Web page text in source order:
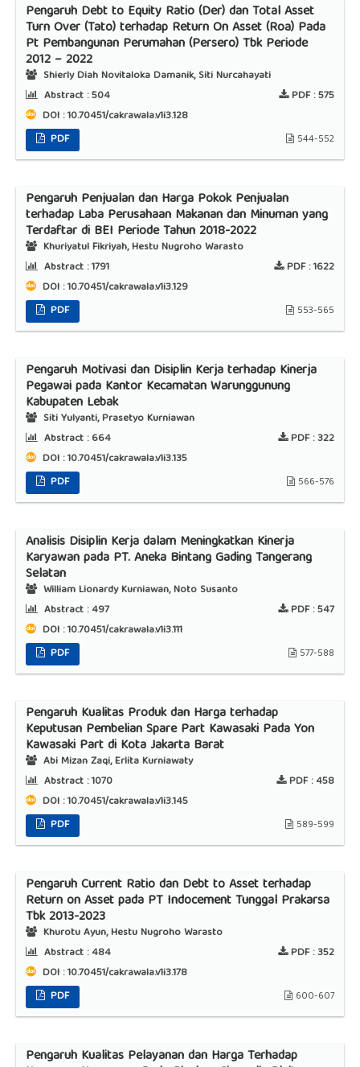
Pengaruh Debt to Equity Ratio (Der) dan Total Asset
Turn Over (Tato) terhadap Return On Asset (Roa) Pada
Pt Pembangunan Perumahan (Persero) Tbk Periode
2012 – 2022
Shierly Diah Novitaloka Damanik, Siti Nurcahayati
Abstract :504 PDF :575
DOI : 10.70451/cakrawala.v1i3.128
PDF
544-552
Pengaruh Penjualan dan Harga Pokok Penjualan
terhadap Laba Perusahaan Makanan dan Minuman yang
Terdaftar di BEI Periode Tahun 2018-2022
Khuriyatul Fikriyah, Hestu Nugroho Warasto
Abstract :1791 PDF :1622
DOI : 10.70451/cakrawala.v1i3.129
PDF
553-565
Pengaruh Motivasi dan Disiplin Kerja terhadap Kinerja
Pegawai pada Kantor Kecamatan Warunggunung
Kabupaten Lebak
Siti Yulyanti, Prasetyo Kurniawan
Abstract :664 PDF :322
DOI : 10.70451/cakrawala.v1i3.135
PDF
566-576
Analisis Disiplin Kerja dalam Meningkatkan Kinerja
Karyawan pada PT. Aneka Bintang Gading Tangerang
Selatan
William Lionardy Kurniawan, Noto Susanto
Abstract :497 PDF :547
DOI : 10.70451/cakrawala.v1i3.111
PDF
577-588
Pengaruh Kualitas Produk dan Harga terhadap
Keputusan Pembelian Spare Part Kawasaki Pada Yon
Kawasaki Part di Kota Jakarta Barat
Abi Mizan Zaqi, Erlita Kurniawaty
Abstract :1070 PDF :458
DOI : 10.70451/cakrawala.v1i3.145
PDF
589-599
Pengaruh Current Ratio dan Debt to Asset terhadap
Return on Asset pada PT Indocement Tunggal Prakarsa
Tbk 2013-2023
Khurotu Ayun, Hestu Nugroho Warasto
Abstract :484 PDF :352
DOI : 10.70451/cakrawala.v1i3.178
PDF
600-607
Pengaruh Kualitas Pelayanan dan Harga Terhadap